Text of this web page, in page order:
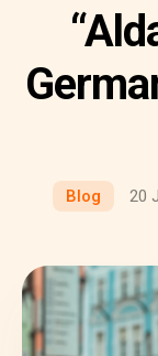
Blog 20